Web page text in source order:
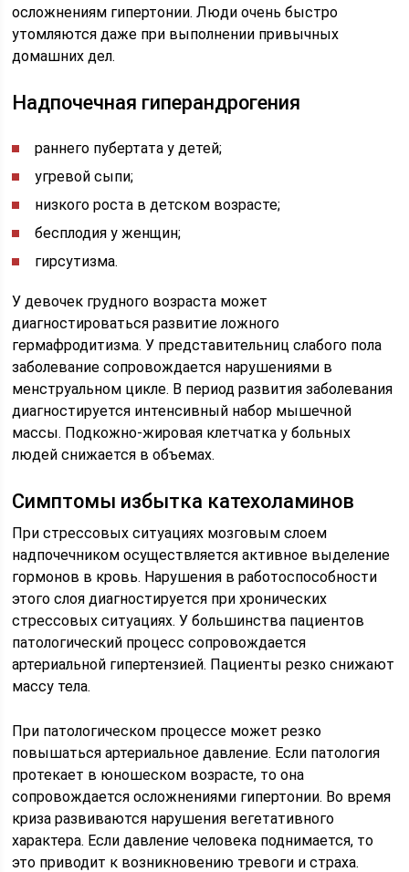
осложнениям гипертонии. Люди очень быстро
утомляются даже при выполнении привычных
домашних дел.
Надпочечная гиперандрогения
раннего пубертата у детей;
угревой сыпи;
низкого роста в детском возрасте;
бесплодия у женщин;
гирсутизма.
У девочек грудного возраста может
диагностироваться развитие ложного
гермафродитизма. У представительниц слабого пола
заболевание сопровождается нарушениями в
менструальном цикле. В период развития заболевания
диагностируется интенсивный набор мышечной
массы. Подкожно-жировая клетчатка у больных
людей снижается в объемах.
Симптомы избытка катехоламинов
При стрессовых ситуациях мозговым слоем
надпочечником осуществляется активное выделение
гормонов в кровь. Нарушения в работоспособности
этого слоя диагностируется при хронических
стрессовых ситуациях. У большинства пациентов
патологический процесс сопровождается
артериальной гипертензией. Пациенты резко снижают
массу тела.
При патологическом процессе может резко
повышаться артериальное давление. Если патология
протекает в юношеском возрасте, то она
сопровождается осложнениями гипертонии. Во время
криза развиваются нарушения вегетативного
характера. Если давление человека поднимается, то
это приводит к возникновению тревоги и страха.